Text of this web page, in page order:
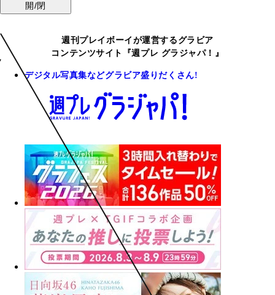
開/閉
週刊プレイボーイが運営するグラビア
コンテンツサイト『週プレ グラジャパ！』
デジタル写真集などグラビア盛りだくさん!